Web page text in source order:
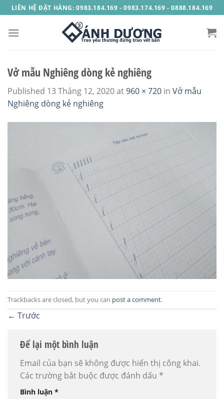
Skip
to
content
LIÊN HỆ ĐẶT HÀNG: 0983.184.169 - 0983.174.169 - 0888.184.169
Vở mẫu Nghiêng dòng kẻ nghiêng
Published 13 Tháng 12, 2020at960 × 720 in Vở mẫu
Nghiêng dòng kẻ nghiêng
Trackbacks are closed, but you can post a comment.
← Trước
Để lại một bình luận
Email của bạn sẽ không được hiển thị công khai.
Các trường bắt buộc được đánh dấu *
Bình luận *